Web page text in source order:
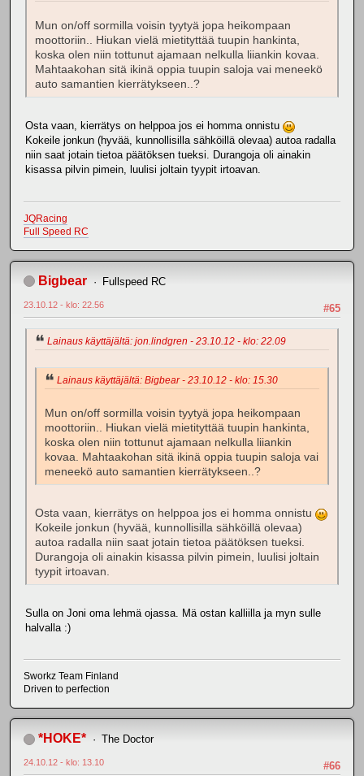
Mun on/off sormilla voisin tyytyä jopa heikompaan
moottoriin.. Hiukan vielä mietityttää tuupin hankinta,
koska olen niin tottunut ajamaan nelkulla liiankin kovaa.
Mahtaakohan sitä ikinä oppia tuupin saloja vai meneekö
auto samantien kierrätykseen..?
Osta vaan, kierrätys on helppoa jos ei homma onnistu
Kokeile jonkun (hyvää, kunnollisilla sähköillä olevaa) autoa radalla
niin saat jotain tietoa päätöksen tueksi. Durangoja oli ainakin
kisassa pilvin pimein, luulisi joltain tyypit irtoavan.
JQRacing
Full Speed RC
Bigbear Fullspeed RC
#65
23.10.12 - klo: 22.56
Lainaus käyttäjältä: jon.lindgren - 23.10.12 - klo: 22.09
Lainaus käyttäjältä: Bigbear - 23.10.12 - klo: 15.30
Mun on/off sormilla voisin tyytyä jopa heikompaan
moottoriin.. Hiukan vielä mietityttää tuupin hankinta,
koska olen niin tottunut ajamaan nelkulla liiankin
kovaa. Mahtaakohan sitä ikinä oppia tuupin saloja vai
meneekö auto samantien kierrätykseen..?
Osta vaan, kierrätys on helppoa jos ei homma onnistu
Kokeile jonkun (hyvää, kunnollisilla sähköillä olevaa)
autoa radalla niin saat jotain tietoa päätöksen tueksi.
Durangoja oli ainakin kisassa pilvin pimein, luulisi joltain
tyypit irtoavan.
Sulla on Joni oma lehmä ojassa. Mä ostan kalliilla ja myn sulle
halvalla :)
Sworkz Team Finland
Driven to perfection
*HOKE* The Doctor
#66
24.10.12 - klo: 13.10